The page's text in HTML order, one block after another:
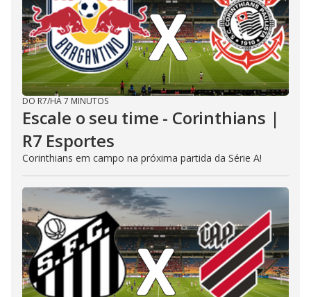
DO R7/HÁ 7 MINUTOS
Escale o seu time - Corinthians |
R7 Esportes
Corinthians em campo na próxima partida da Série A!